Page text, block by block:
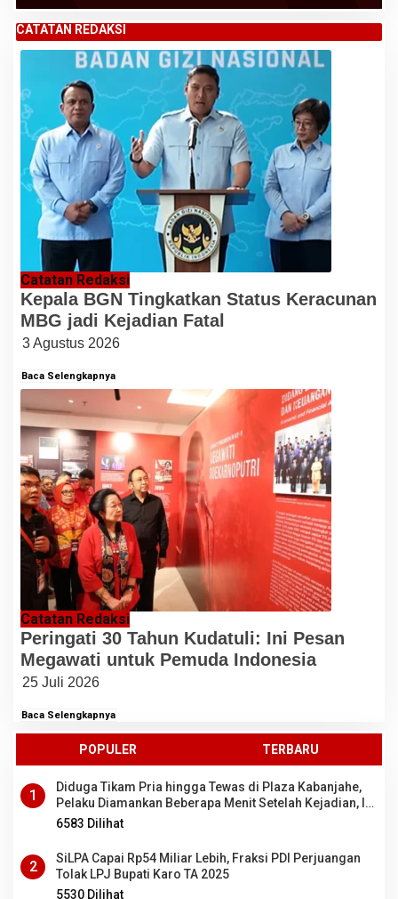
CATATAN REDAKSI
Catatan Redaksi
Kepala BGN Tingkatkan Status Keracunan
MBG jadi Kejadian Fatal
3 Agustus 2026
Baca Selengkapnya
Catatan Redaksi
Peringati 30 Tahun Kudatuli: Ini Pesan
Megawati untuk Pemuda Indonesia
25 Juli 2026
Baca Selengkapnya
POPULER TERBARU
1
Diduga Tikam Pria hingga Tewas di Plaza Kabanjahe,
Pelaku Diamankan Beberapa Menit Setelah Kejadian, Ini
Motifnya
6583 Dilihat
2
SiLPA Capai Rp54 Miliar Lebih, Fraksi PDI Perjuangan
Tolak LPJ Bupati Karo TA 2025
5530 Dilihat